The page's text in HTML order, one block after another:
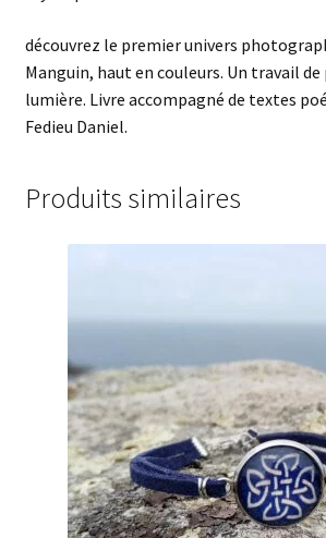
découvrez le premier univers
Manguin, haut en couleurs. Un travail
lumière. Livre accompagné de textes
Fedieu Daniel.
Produits similaires